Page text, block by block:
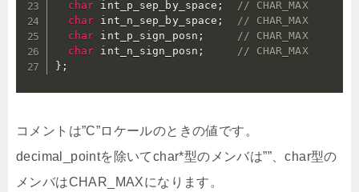
char int_p_sep_by_space ;
// CHAR_MAX
char int_n_sep_by_space ;
// CHAR_MAX
char int_p_sign_posn ;
// CHAR_MAX
char int_n_sign_posn ;
// CHAR_MAX
} ;
コメントは”C”ロケールのときの値です。
decimal_pointを除いてchar*型のメンバは””、char型の
メンバはCHAR_MAXになります。